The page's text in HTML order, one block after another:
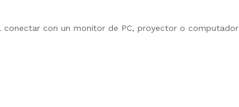
con un monitor de PC, proyector o computador